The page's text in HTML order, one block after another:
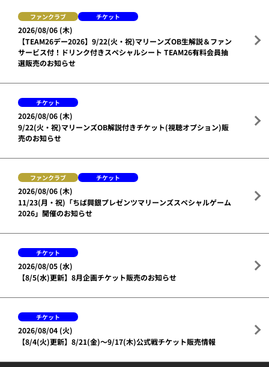
ファンクラブ チケット
2026/08/06 (木)
【TEAM26デー2026】9/22(火・祝)マリーンズOB生解説＆ファン
サービス付！ドリンク付きスペシャルシート TEAM26有料会員抽
選販売のお知らせ
チケット
2026/08/06 (木)
9/22(火・祝)マリーンズOB解説付きチケット(視聴オプション)販
売のお知らせ
ファンクラブ チケット
2026/08/06 (木)
11/23(月・祝)「ちば興銀プレゼンツマリーンズスペシャルゲーム
2026」開催のお知らせ
チケット
2026/08/05 (水)
【8/5(水)更新】8月企画チケット販売のお知らせ
チケット
2026/08/04 (火)
【8/4(火)更新】8/21(金)～9/17(木)公式戦チケット販売情報